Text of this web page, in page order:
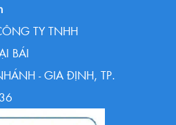
TY TNHH
BÁI
- GIA ĐỊNH, TP.